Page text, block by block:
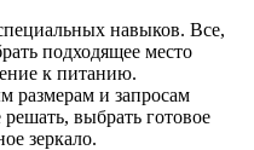
навыков. Все,
подходящее место
к питанию.
размерам и запросам
выбрать готовое
зеркало.